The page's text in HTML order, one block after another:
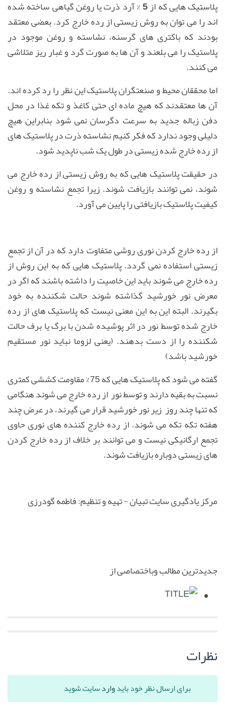
پلاستیک هایی كه از 5 % آرد ذرت یا روغن گیاهی ساخته شده
اندرا می توان به روش زیستی از رده خارج کرد. بعضی معتقد
بودند که باكتری های گرسنه، نشاسته و روغن موجود در
پلاستیک را می بلعند و آن ها به صورت گرد و غبار ریز متلاشی
می كنند.
اما محققان محیط و صنعتگران پلاستیک این نظر را رد کرده اند.
آن ها معتقدند که هیچ ماده ای حتی كاغذ و تكه غذا در محل
دفن زباله جدید به سرعت دگرسان نمی شود بنابراین هیچ
دلیلی وجود ندارد كه فكر كنیم نشاسته ذرت در پلاستیک های
از رده خارج شده زیستی در طول یک شب ناپدید شود.
در حقیقت پلاستیک هایی كه به روش زیستی از رده خارج می
شوند، نمی توانند بازیافت شوند. زیرا تجمع نشاسته و روغن
كیفیت پلاستیک بازیافتی را پایین می آورد.
از رده خارج كردن نوریروشی متفاوت دارد كه در آن از تجمع
زیستی استفاده نمی گردد. پلاستیک هایی که به این روش از
رده خارج می شوند باید این خاصیت را داشته باشند که اگر در
معرض نور خورشید گذاشته شوند حالت شكننده به خود
بگیرند. البته این به این معنی نیست كه پلاستیک های از رده
خارج شده توسط نور در اثر پوشیده شدن با برگ یا برف حالت
شكننده را از دست بدهند. (یعنی لزوما نباید نور مستقیم
خورشید باشد)
گفته می شود كه پلاستیک هایی که 75% مقاومت كششی كمتری
نسبت به بقیه دارند و توسط نور از رده خارج می شوند هنگامی
كه تنها چند روز زیر نور خورشید قرار می گیرند، در عرض چند
هفته تكه تكه می شوند. از رده خارج كننده های نوری حاوی
تجمع ارگانیكی نیست و می توانند بر خلاف از رده خارج كردن
های زیستی دوباره بازیافت شوند.
مرکز یادگیری سایت تبیان - تهیه و تنظیم: فاطمه گودرزی
جدیدترین مطالب وباختصاصی از
نظرات
برای ارسال نظر خود بایدواردسایت شوید